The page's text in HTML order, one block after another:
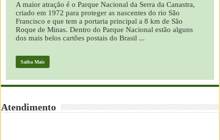
A maior atração é o Parque Nacional da Serra da Canastra,
criado em 1972 para proteger as nascentes do rio São
Francisco e que tem a portaria principal a 8 km de São
Roque de Minas. Dentro do Parque Nacional estão alguns
dos mais belos cartões postais do Brasil ...
Saiba Mais
Atendimento